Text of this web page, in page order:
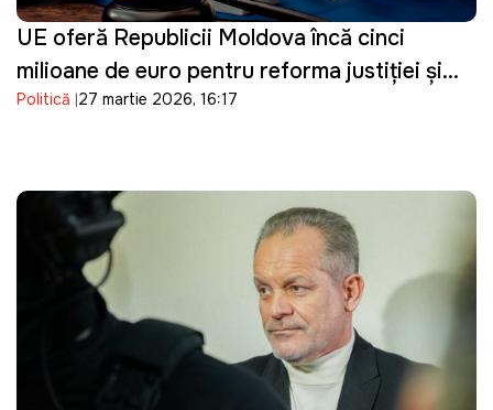
UE oferă Republicii Moldova încă cinci
milioane de euro pentru reforma justiției și
consolidarea procesului de vetting
Politică 27 martie 2026, 16:17